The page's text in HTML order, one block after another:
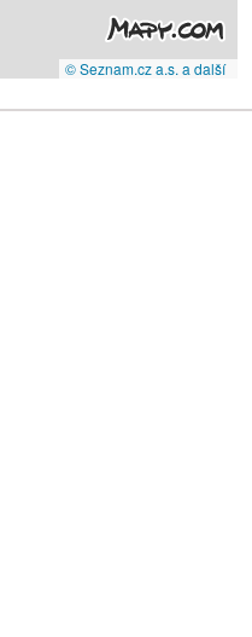
© Seznam.cz a.s. a další